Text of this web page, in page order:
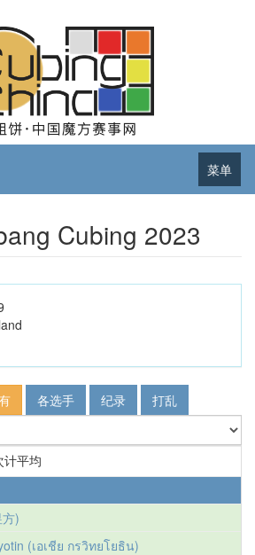
菜单
Cubing 2023
各选手 纪录 打乱
平均
)
(เอเชีย กรวิทยโยธิน)